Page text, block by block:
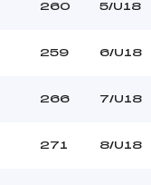
260 5/U18
259 6/U18
266 7/U18
271 8/U18